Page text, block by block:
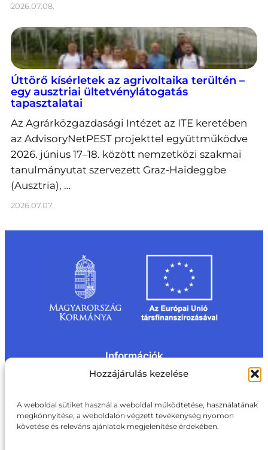
Hozzájárulás kezelése
A weboldal sütiket használ a weboldal működtetése, használatának
megkönnyítése, a weboldalon végzett tevékenység nyomon
követése és releváns ajánlatok megjelenítése érdekében.
2026.07.08.
Úttörő kísérletek az agrivoltaika terültén –
egy ausztriai ültetvénylátogatás
tapasztalatai
Az Agrárközgazdasági Intézet az ITE keretében
az AdvisoryNetPEST projekttel együttműködve
2026. június 17–18. között nemzetközi szakmai
tanulmányutat szervezett Graz-Haideggbe
(Ausztria), …
2026.07.07.
Információk
Impresszum
Rólunk
Oldaltérkép
Adatvédelmi nyilatkozat
Akadálymentesítési nyilatkozat
Cookie tájékoztató
Kapcsolat